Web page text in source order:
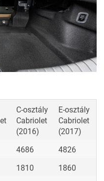
viszonyítja, és
(+72 mm térdhely, +19
a puszta számokból
inkább a másik
Csomagtartója zárt
kisebb annál.